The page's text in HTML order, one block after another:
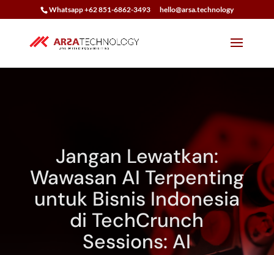
Whatsapp +62 851-6862-3493 hello@arsa.technology
Jangan Lewatkan:
Wawasan AI Terpenting
untuk Bisnis Indonesia
di TechCrunch
Sessions: AI